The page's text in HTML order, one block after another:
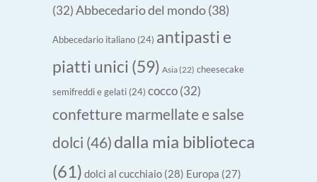
(32) Abbecedario del mondo(38)
Abbecedario italiano (24) antipasti e
piatti unici (59) Asia(22) cheesecake
semifreddi e gelati (24) cocco (32)
confetture marmellate e salse
dolci (46) dalla mia biblioteca
(61) dolci al cucchiaio (28) Europa (27)